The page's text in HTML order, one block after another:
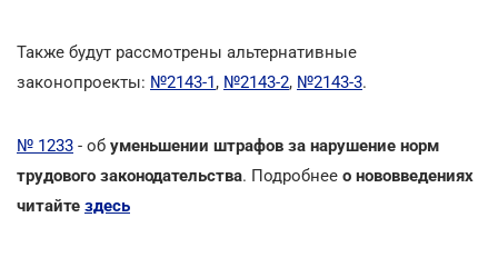
Также будут рассмотрены альтернативные
законопроекты: №2143-1, №2143-2, №2143-3.
№ 1233 - об уменьшении штрафов за нарушение норм
трудового законодательства. Подробнее о нововведениях
читайте здесь